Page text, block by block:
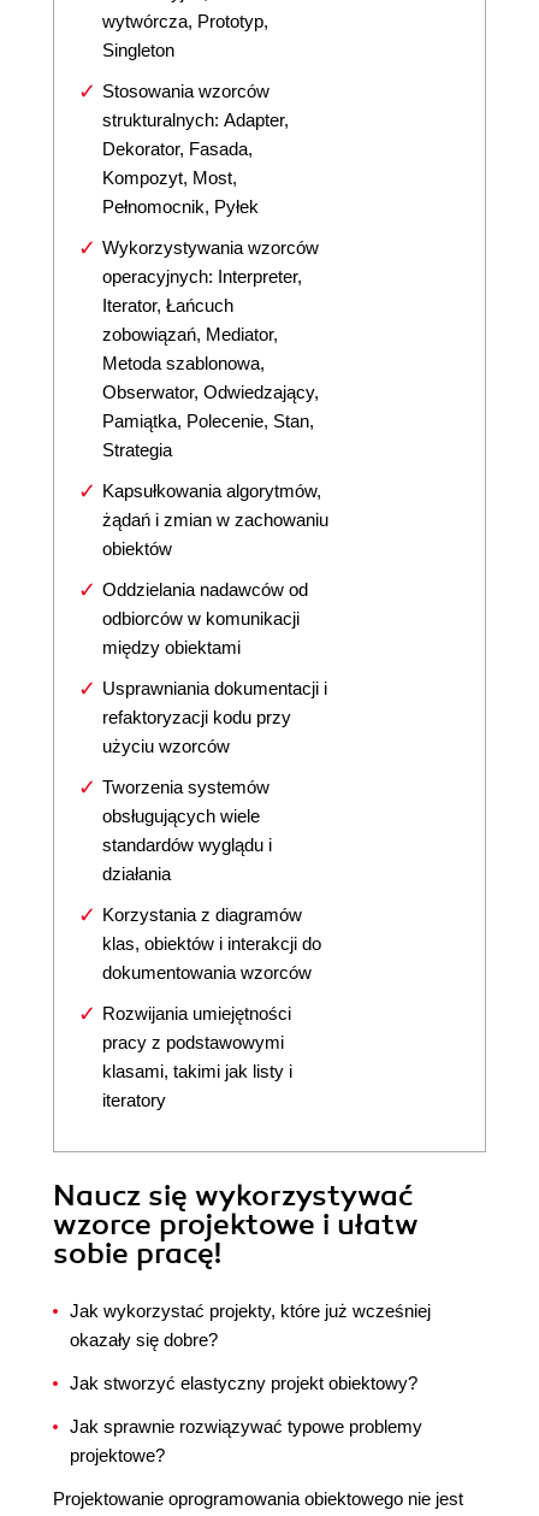
wytwórcza, Prototyp,
Singleton
Stosowania wzorców
strukturalnych: Adapter,
Dekorator, Fasada,
Kompozyt, Most,
Pełnomocnik, Pyłek
Wykorzystywania wzorców
operacyjnych: Interpreter,
Iterator, Łańcuch
zobowiązań, Mediator,
Metoda szablonowa,
Obserwator, Odwiedzający,
Pamiątka, Polecenie, Stan,
Strategia
Kapsułkowania algorytmów,
żądań i zmian w zachowaniu
obiektów
Oddzielania nadawców od
odbiorców w komunikacji
między obiektami
Usprawniania dokumentacji i
refaktoryzacji kodu przy
użyciu wzorców
Tworzenia systemów
obsługujących wiele
standardów wyglądu i
działania
Korzystania z diagramów
klas, obiektów i interakcji do
dokumentowania wzorców
Rozwijania umiejętności
pracy z podstawowymi
klasami, takimi jak listy i
iteratory
Naucz się wykorzystywać
wzorce projektowe i ułatw
sobie pracę!
Jak wykorzystać projekty, które już wcześniej
okazały się dobre?
Jak stworzyć elastyczny projekt obiektowy?
Jak sprawnie rozwiązywać typowe problemy
projektowe?
Projektowanie oprogramowania obiektowego nie jest